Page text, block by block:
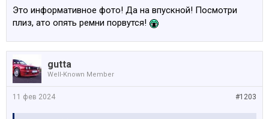
Это информативное фото! Да на впускной! Посмотри
плиз, ато опять ремни порвутся!
gutta
Well-Known Member
#1203
11 фев 2024